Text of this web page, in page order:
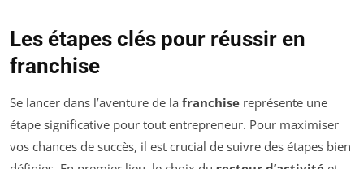
Les étapes clés pour réussir en
franchise
Se lancer dans l’aventure de la franchise représente une
étape significative pour tout entrepreneur. Pour maximiser
vos chances de succès, il est crucial de suivre des étapes bien